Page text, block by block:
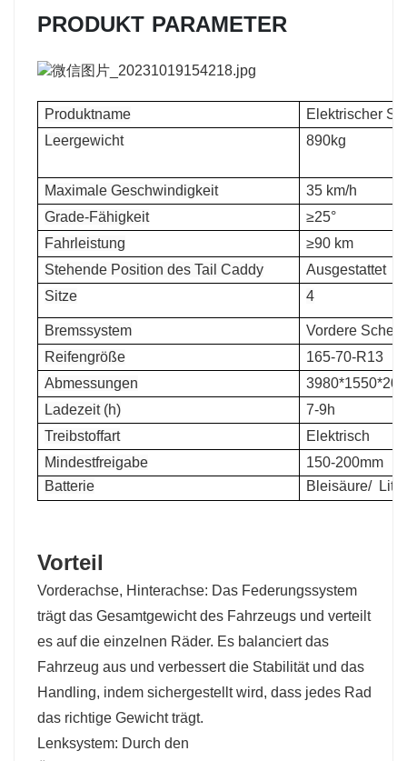
PRODUKT PARAMETER
Produktname
Elektrischer
Leergewicht
890kg
Maximale Geschwindigkeit
35 km/h
Grade-Fähigkeit
≥25°
Fahrleistung
≥90 km
Stehende Position des Tail Caddy
Ausgestattet
Sitze
4
Bremssystem
Vordere
Reifengröße
165-70-R13
Abmessungen
Ladezeit (h)
7-9h
Treibstoffart
Elektrisch
Mindestfreigabe
150-200mm
Batterie
Bleisäure/
Vorteil
Vorderachse, Hinterachse: Das Federungssystem
trägt das Gesamtgewicht des Fahrzeugs und verteilt
es auf die einzelnen Räder. Es balanciert das
Fahrzeug aus und verbessert die Stabilität und das
Handling, indem sichergestellt wird, dass jedes Rad
das richtige Gewicht trägt.
Lenksystem: Durch den